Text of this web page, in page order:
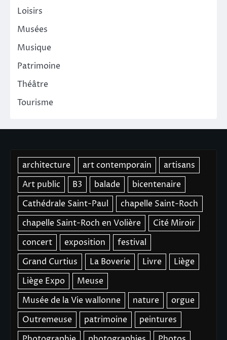
Loisirs
Musées
Musique
Patrimoine
Théâtre
Tourisme